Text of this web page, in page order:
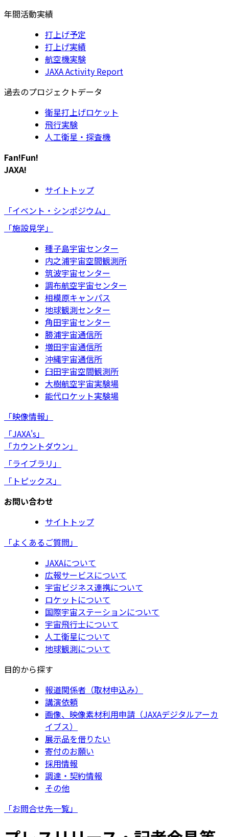
年間活動実績
打上げ予定
打上げ実績
航空機実験
JAXA Activity Report
過去のプロジェクトデータ
衛星打上げロケット
飛行実験
人工衛星・探査機
Fan!Fun!
JAXA!
サイトトップ
「イベント・シンポジウム」
「施設見学」
種子島宇宙センター
内之浦宇宙空間観測所
筑波宇宙センター
調布航空宇宙センター
相模原キャンパス
地球観測センター
角田宇宙センター
勝浦宇宙通信所
増田宇宙通信所
沖縄宇宙通信所
臼田宇宙空間観測所
大樹航空宇宙実験場
能代ロケット実験場
「映像情報」
「JAXA's」
「カウントダウン」
「ライブラリ」
「トピックス」
お問い合わせ
サイトトップ
「よくあるご質問」
JAXAについて
広報サービスについて
宇宙ビジネス連携について
ロケットについて
国際宇宙ステーションについて
宇宙飛行士について
人工衛星について
地球観測について
目的から探す
報道関係者（取材申込み）
講演依頼
画像、映像素材利用申請（JAXAデジタルアーカ
イブス）
展示品を借りたい
寄付のお願い
採用情報
調達・契約情報
その他
「お問合せ先一覧」